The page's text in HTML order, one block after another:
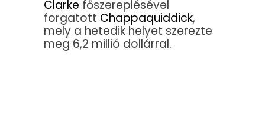
Clarke főszereplésével
forgatott Chappaquiddick,
mely a hetedik helyet szerezte
meg 6,2 millió dollárral.